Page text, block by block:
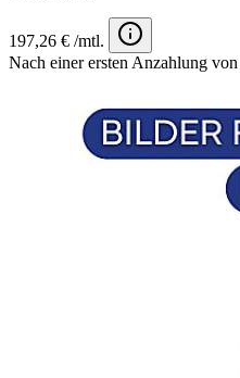
197,26 € /mtl.
Nach einer ersten Anzahlung